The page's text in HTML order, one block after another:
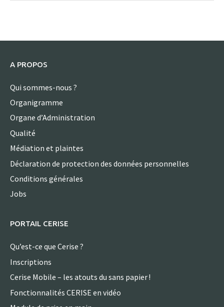
A PROPOS
Qui sommes-nous ?
Organigramme
Organe d’Administration
Qualité
Médiation et plaintes
Déclaration de protection des données personnelles
Conditions générales
Jobs
PORTAIL CERISE
Qu’est-ce que Cerise ?
Inscriptions
Cerise Mobile – les atouts du sans papier !
Fonctionnalités CERISE en vidéo